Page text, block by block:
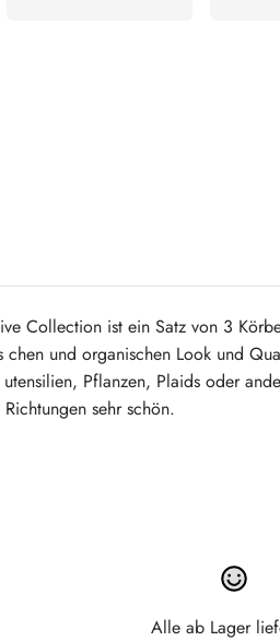
Collection ist ein Satz von 3
chen und organischen Look und
Pflanzen, Plaids oder
sehr schön.
Alle ab Lager